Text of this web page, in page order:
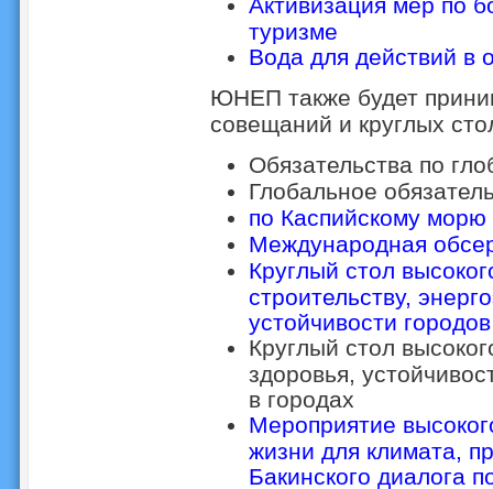
туризме
Вода для действий в
ЮНЕП также будет
совещаний и круглых
Обязательства по
Глобальное
по Каспийскому морю
Международная
Круглый стол
строительству,
устойчивости
Круглый стол
здоровья,
в городах
Мероприятие
жизни для климата,
Бакинского диалога